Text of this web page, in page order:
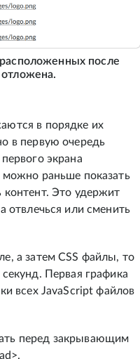
после
в порядке их
в первую очередь
экрана
раньше показать
контент. Это удержит
отвлечься или сменить
а затем CSS файлы, то
Первая графика
всех JavaScript файлов
перед закрывающим